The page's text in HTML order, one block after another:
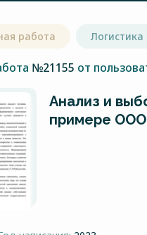
работа Логистика
№21155 от
Анализ и
примере